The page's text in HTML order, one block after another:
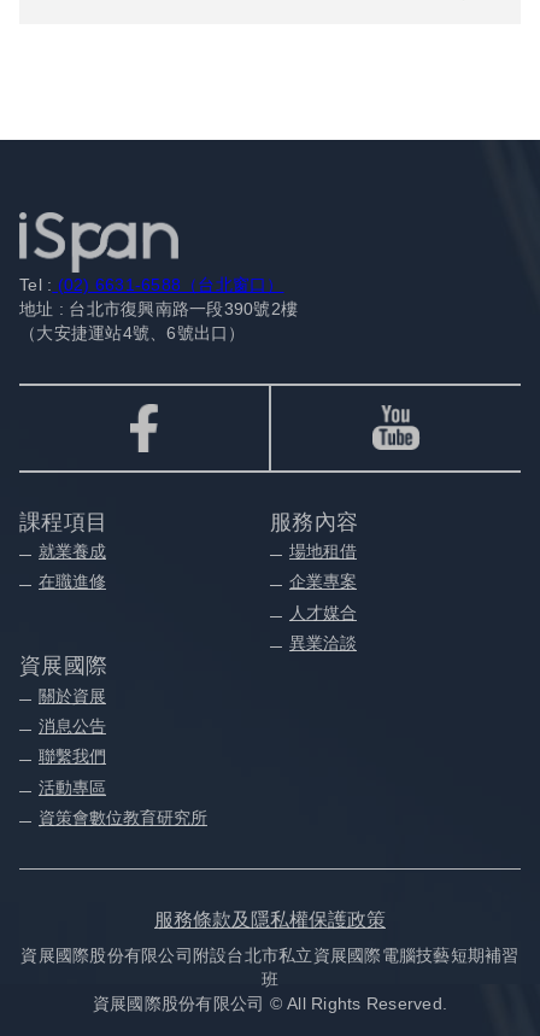
Tel : (02) 6631-6588（台北窗口）
地址 : 台北市復興南路一段390號2樓
（大安捷運站4號、6號出口）
課程項目
就業養成
在職進修
服務內容
場地租借
企業專案
人才媒合
異業洽談
資展國際
關於資展
消息公告
聯繫我們
活動專區
資策會數位教育研究所
服務條款及隱私權保護政策
資展國際股份有限公司附設台北市私立資展國際電腦技藝短期補習
班
資展國際股份有限公司 © All Rights Reserved.